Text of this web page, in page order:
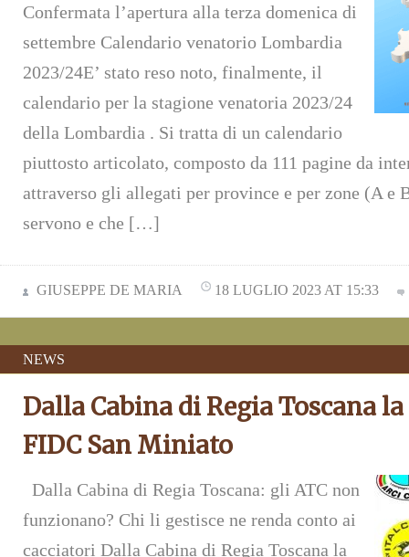
Confermata l’apertura alla terza domenica di
settembre Calendario venatorio Lombardia
2023/24E’ stato reso noto, finalmente, il
calendario per la stagione venatoria 2023/24
della Lombardia . Si tratta di un calendario
piuttosto articolato, composto da 111 pagine da
attraverso gli allegati per province e per zone (A e
servono e che […]
GIUSEPPE DE MARIA 18 LUGLIO 2023 AT 15:33
NEWS
Dalla Cabina di Regia Toscana
FIDC San Miniato
Dalla Cabina di Regia Toscana: gli ATC non
funzionano? Chi li gestisce ne renda conto ai
cacciatori Dalla Cabina di Regia Toscana la